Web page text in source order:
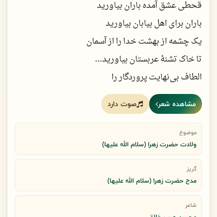
قحطی عشق آمده باران بیاورید
باران برای اهل بیابان بیاورید
یک چشمه از بهشت خدا را از آسمان
تا خاک تشنۀ عربستان بیاورید...
الطاف بی‌نهایت پروردگار را
در قالب سه آیۀ قرآن بیاورید
یک سیب سرخ را به پیمبر دهید و بعد
حوریه‌ای به کسوت انسان بیاورید
هر سیب سرخ، سیب پیمبر نمی‌شود
هر سوره‌ای که سورۀ کوثر نمی‌شود
مشاهده شعر صوت دارد
موضوع
ولادت حضرت زهرا (سلام الله علیها)
گریز
مدح حضرت زهرا (سلام الله علیها)
شاعر